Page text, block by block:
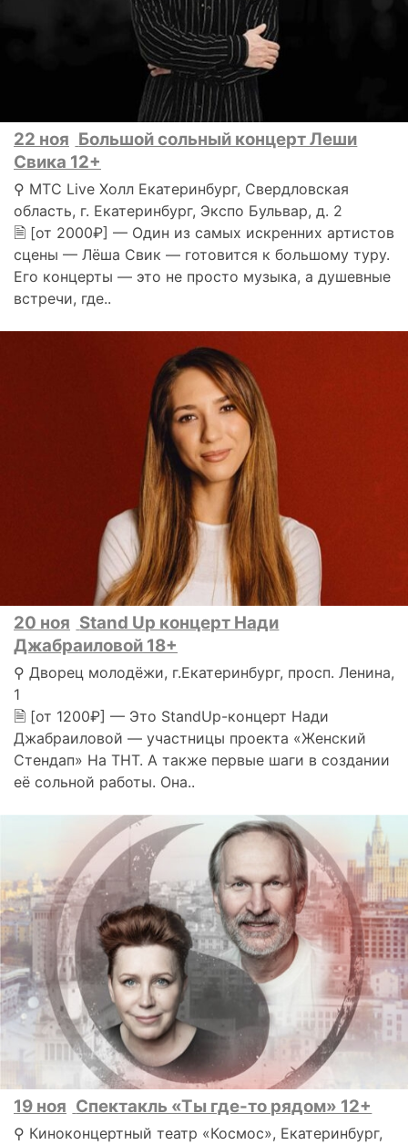
22 ноя Большой сольный концерт Леши
Свика 12+
⚲ МТС Live Холл Екатеринбург, Свердловская
область, г. Екатеринбург, Экспо Бульвар, д. 2
🗎 [от 2000₽] — Один из самых искренних артистов
сцены — Лёша Свик — готовится к большому туру.
Его концерты — это не просто музыка, а душевные
встречи, где..
20 ноя Stand Up концерт Нади
Джабраиловой 18+
⚲ Дворец молодёжи, г.Екатеринбург, просп. Ленина,
1
🗎 [от 1200₽] — Это StandUp-концерт Нади
Джабраиловой — участницы проекта «Женский
Стендап» На ТНТ. А также первые шаги в создании
её сольной работы. Она..
19 ноя Спектакль «Ты где-то рядом» 12+
⚲ Киноконцертный театр «Космос», Екатеринбург,